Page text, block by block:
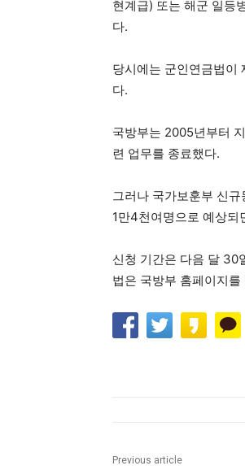
현계급) 또는 해군 일등
다.
당시에는 군인연금법이
다.
국방부는 2005년부터
련 업무를 종료했다.
그러나 국가보훈부 신규
1만4천여명으로 예상되
신청 기간은 다음 달 30
법은 국방부 홈페이지를
Previous article